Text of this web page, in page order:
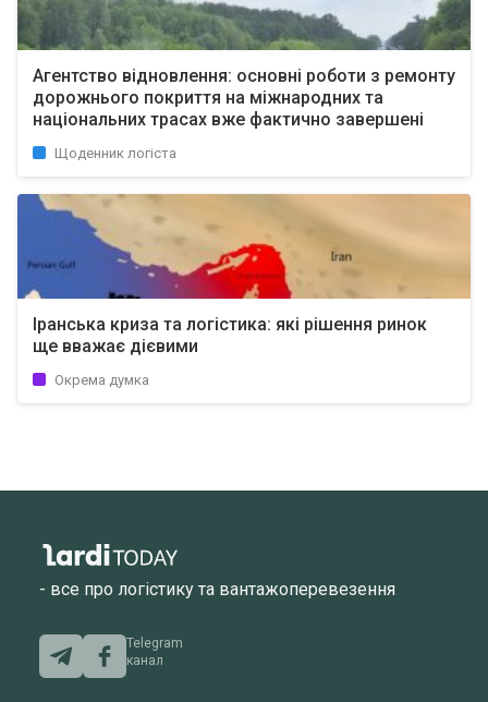
Агентство відновлення: основні роботи з ремонту
дорожнього покриття на міжнародних та
національних трасах вже фактично завершені
Щоденник логіста
Іранська криза та логістика: які рішення ринок
ще вважає дієвими
Окрема думка
- все про логістику та вантажоперевезення
Telegram
канал